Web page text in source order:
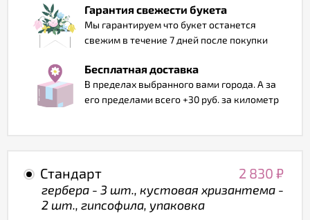
Гарантия свежести букета
Мы гарантируем что букет останется
свежим в течение 7 дней после покупки
Бесплатная доставка
В пределах выбранного вами города. А за
его пределами всего +30 руб. за километр
Стандарт 2 830 ₽
гербера - 3 шт., кустовая хризантема -
2 шт., гипсофила, упаковка